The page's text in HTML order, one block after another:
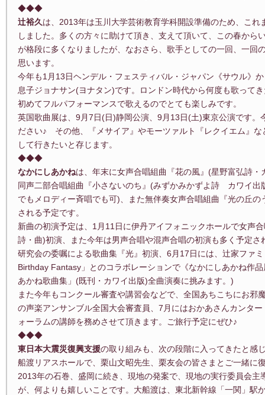
◆◆◆
辻裕久は、2013年は玉川大学芸術教育学科開設準備のため、こ
しました。多くの方々に助けて頂き、支えて頂いて、この春から
が格段に多くなりましたが、なおさら、歌手としての一回、一回
思います。
今年も1月13日ヘンデル・フェスティバル・ジャパン《サウル》
息子ジョナサン(ヨナタン)です。ロンドン時代から何度も歌って
初めてフルパフォーマンスで歌えるのでとても楽しみです。
英国歌曲展は、9月7日(日)静岡公演、9月13日(土)東京公演です
ださい♪ その他、『メサイア』やモーツァルト『レクイエム』
して行きたいと存じます。
◆◆◆
なかにしあかねは、年末に女声合唱組曲『花の風』(星野富弘詩
同声二部合唱組曲『小さないのち』(みずかみかずよ詩 カワイ
でもメロディー斉唱でも可)、また無伴奏女声合唱組曲『光の丘
される予定です。
新曲の初演予定は、1月11日に伊丹アイフォニックホールで女声
詩・曲)初演、また今年は男声合唱や混声合唱の初演も多く予定
研究会の委嘱による歌曲集『光』初演、6月17日には、辻家ファ
Birthday Fantasy」とのコラボレーションで《なかにしあかね作
あかね歌曲集」(既刊・カワイ出版)全曲演奏に挑みます。)
また今年もコンクール審査や講習会などで、全国あちこちにお邪
の声楽アンサンブル全国大会審査員、7月にはおかあさんカンタ
ォーラムの講師を務めさせて頂きます。ご旅行予定にぜひ♪
◆◆◆
東日本大震災復興支援の取り組みも、次の段階に入ってきたと感
船渡リアスホールで、栗山文昭先生、栗友会の皆さまとご一緒に
2013年の石巻、盛岡に続き、現地の発案で、現地の実行委員会
が、何よりも嬉しいことです。大船渡は、東北新幹線「一関」駅